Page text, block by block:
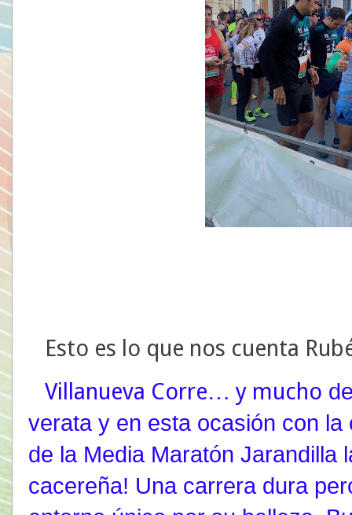
Esto es lo que nos cuenta
Villanueva Corre… y mucho
verata y en esta ocasión con
de la Media Maratón Jarandilla
cacereña! Una carrera dura